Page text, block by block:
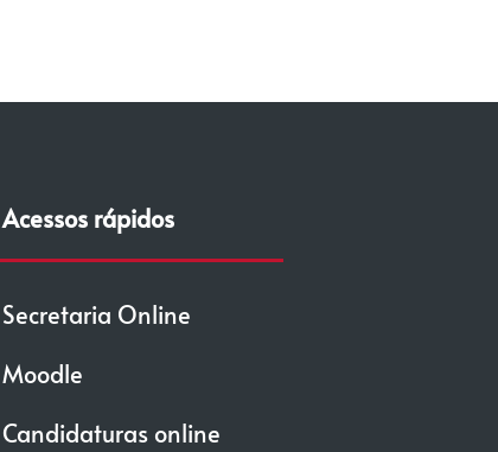
Acessos rápidos
Secretaria Online
Moodle
Candidaturas online